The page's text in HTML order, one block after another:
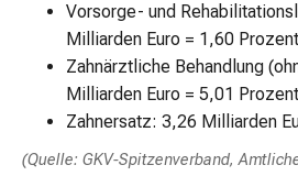
Vorsorge- und
Milliarden Euro = 1,60 Prozent
Zahnärztliche Behandlung
Milliarden Euro = 5,01 Prozent
Zahnersatz: 3,26 Milliarden
(Quelle: GKV-Spitzenverband,